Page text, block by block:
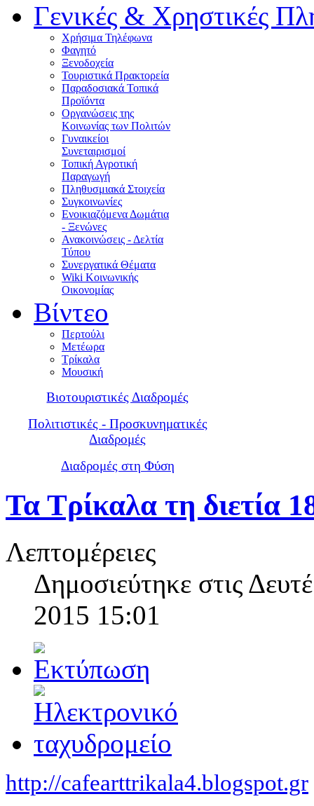
Γενικές & Χρηστικές
Χρήσιμα Τηλέφωνα
Φαγητό
Ξενοδοχεία
Τουριστικά Πρακτορεία
Παραδοσιακά Τοπικά
Προϊόντα
Οργανώσεις της
Κοινωνίας των Πολιτών
Γυναικείοι
Συνεταιρισμοί
Τοπική Αγροτική
Παραγωγή
Πληθυσμιακά Στοιχεία
Συγκοινωνίες
Ενοικιαζόμενα Δωμάτια
- Ξενώνες
Ανακοινώσεις - Δελτία
Τύπου
Συνεργατικά Θέματα
Wiki Κοινωνικής
Οικονομίας
Βίντεο
Περτούλι
Μετέωρα
Τρίκαλα
Μουσική
Βιοτουριστικές Διαδρομές
Πολιτιστικές - Προσκυνηματικές
Διαδρομές
Διαδρομές στη Φύση
Τα Τρίκαλα τη διετία
Λεπτομέρειες
Δημοσιεύτηκε στις
2015 15:01
http://cafearttrikala4.blogspot.gr